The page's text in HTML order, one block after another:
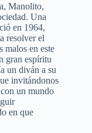
Manolito,
Una
en 1964,
resolver el
malos en este
gran espíritu
un diván a su
invitándonos
un mundo
en que